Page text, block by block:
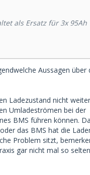
als Ersatz für 3x 95Ah
Einbaumaschine
über dasBMS, sobald
Aussagen über
Ladezustand nicht
Umladeströmen bei der
BMS führen können.
das BMS hat die
Problem sitzt,
gar nicht mal so